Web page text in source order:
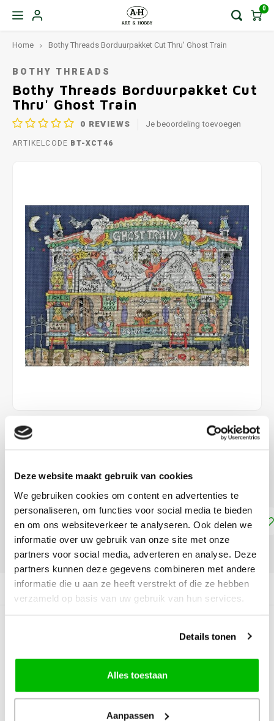
Deze website maakt gebruik van cookies
We gebruiken cookies om content en advertenties te
personaliseren, om functies voor social media te bieden
en om ons websiteverkeer te analyseren. Ook delen we
informatie over uw gebruik van onze site met onze
partners voor social media, adverteren en analyse. Deze
partners kunnen deze gegevens combineren met andere
informatie die u aan ze heeft verstrekt of die ze hebben
verzameld op basis van uw gebruik van hun services.
Details tonen
Alles toestaan
Aanpassen
0
Home Bothy Threads Borduurpakket Cut Thru' Ghost Train
BOTHY THREADS
Bothy Threads Borduurpakket Cut
Thru' Ghost Train
0 REVIEWS Je beoordeling toevoegen
ARTIKELCODE BT-XCT46
€50,55
Kruissteek telpatroon ca. 36 x 26 cm
Toevoegen aan winkelwagen
DELEN:
Productomschrijving
0Reviews